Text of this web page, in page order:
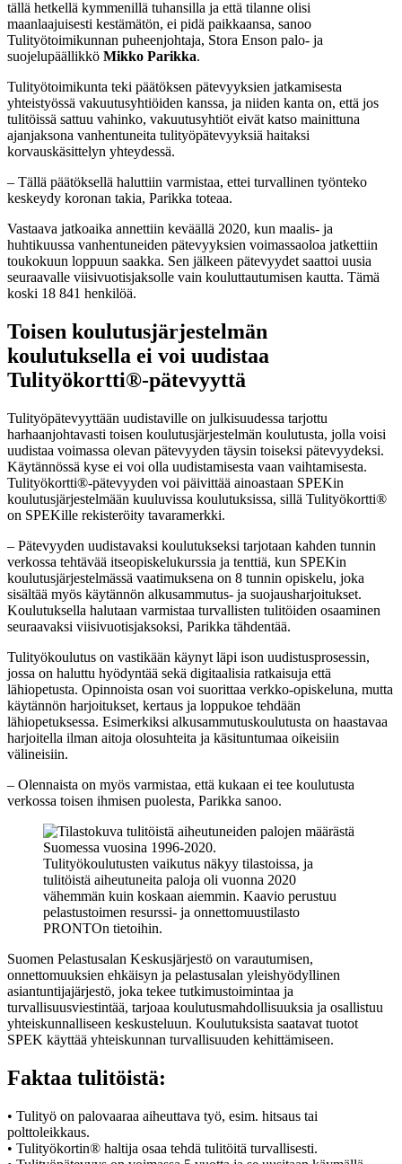
tällä hetkellä kymmenillä tuhansilla ja että tilanne olisi
maanlaajuisesti kestämätön, ei pidä paikkaansa, sanoo
Tulityötoimikunnan puheenjohtaja, Stora Enson palo- ja
suojelupäällikkö Mikko Parikka.
Tulityötoimikunta teki päätöksen pätevyyksien jatkamisesta
yhteistyössä vakuutusyhtiöiden kanssa, ja niiden kanta on, että jos
tulitöissä sattuu vahinko, vakuutusyhtiöt eivät katso mainittuna
ajanjaksona vanhentuneita tulityöpätevyyksiä haitaksi
korvauskäsittelyn yhteydessä.
– Tällä päätöksellä haluttiin varmistaa, ettei turvallinen työnteko
keskeydy koronan takia, Parikka toteaa.
Vastaava jatkoaika annettiin keväällä 2020, kun maalis- ja
huhtikuussa vanhentuneiden pätevyyksien voimassaoloa jatkettiin
toukokuun loppuun saakka. Sen jälkeen pätevyydet saattoi uusia
seuraavalle viisivuotisjaksolle vain kouluttautumisen kautta. Tämä
koski 18 841 henkilöä.
Toisen koulutusjärjestelmän
koulutuksella ei voi uudistaa
Tulityökortti®-pätevyyttä
Tulityöpätevyyttään uudistaville on julkisuudessa tarjottu
harhaanjohtavasti toisen koulutusjärjestelmän koulutusta, jolla voisi
uudistaa voimassa olevan pätevyyden täysin toiseksi pätevyydeksi.
Käytännössä kyse ei voi olla uudistamisesta vaan vaihtamisesta.
Tulityökortti®-pätevyyden voi päivittää ainoastaan SPEKin
koulutusjärjestelmään kuuluvissa koulutuksissa, sillä Tulityökortti®
on SPEKille rekisteröity tavaramerkki.
– Pätevyyden uudistavaksi koulutukseksi tarjotaan kahden tunnin
verkossa tehtävää itseopiskelukurssia ja tenttiä, kun SPEKin
koulutusjärjestelmässä vaatimuksena on 8 tunnin opiskelu, joka
sisältää myös käytännön alkusammutus- ja suojausharjoitukset.
Koulutuksella halutaan varmistaa turvallisten tulitöiden osaaminen
seuraavaksi viisivuotisjaksoksi, Parikka tähdentää.
Tulityökoulutus on vastikään käynyt läpi ison uudistusprosessin,
jossa on haluttu hyödyntää sekä digitaalisia ratkaisuja että
lähiopetusta. Opinnoista osan voi suorittaa verkko-opiskeluna, mutta
käytännön harjoitukset, kertaus ja loppukoe tehdään
lähiopetuksessa. Esimerkiksi alkusammutuskoulutusta on haastavaa
harjoitella ilman aitoja olosuhteita ja käsituntumaa oikeisiin
välineisiin.
– Olennaista on myös varmistaa, että kukaan ei tee koulutusta
verkossa toisen ihmisen puolesta, Parikka sanoo.
Tulityökoulutusten vaikutus näkyy tilastoissa, ja
tulitöistä aiheutuneita paloja oli vuonna 2020
vähemmän kuin koskaan aiemmin. Kaavio perustuu
pelastustoimen resurssi- ja onnettomuustilasto
PRONTOn tietoihin.
Suomen Pelastusalan Keskusjärjestö on varautumisen,
onnettomuuksien ehkäisyn ja pelastusalan yleishyödyllinen
asiantuntijajärjestö, joka tekee tutkimustoimintaa ja
turvallisuusviestintää, tarjoaa koulutusmahdollisuuksia ja osallistuu
yhteiskunnalliseen keskusteluun. Koulutuksista saatavat tuotot
SPEK käyttää yhteiskunnan turvallisuuden kehittämiseen.
Faktaa tulitöistä:
• Tulityö on palovaaraa aiheuttava työ, esim. hitsaus tai
polttoleikkaus.
• Tulityökortin® haltija osaa tehdä tulitöitä turvallisesti.